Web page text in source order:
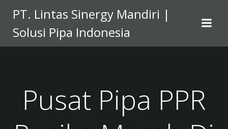
to
content
PT. Lintas Sinergy Mandiri |
Solusi Pipa Indonesia
Pusat Pipa PPR